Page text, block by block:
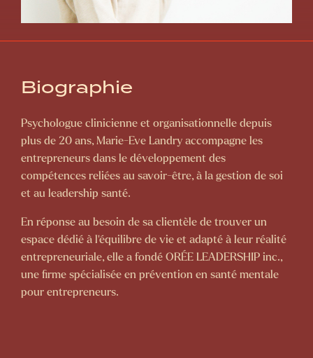
Biographie
Psychologue clinicienne et organisationnelle depuis
plus de 20 ans, Marie-Eve Landry accompagne les
entrepreneurs dans le développement des
compétences reliées au savoir-être, à la gestion de soi
et au leadership santé.
En réponse au besoin de sa clientèle de trouver un
espace dédié à l'équilibre de vie et adapté à leur réalité
entrepreneuriale, elle a fondé ORÉE LEADERSHIP inc.,
une firme spécialisée en prévention en santé mentale
pour entrepreneurs.